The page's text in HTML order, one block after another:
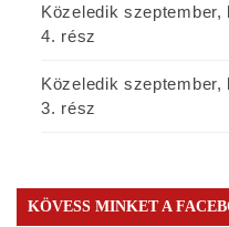
Közeledik
4. rész
Közeledik
3. rész
KÖVESS MINKET A